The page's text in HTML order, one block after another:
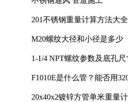
201不锈钢重量计算方法大全
M20螺纹大径和小径是多少
1-1/4 NPT螺纹参数及底孔
F1010E是什么管？能否用
20x40x2镀锌方管单米重量